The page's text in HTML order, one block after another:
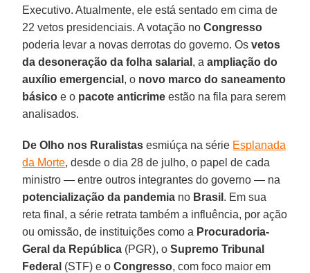
Executivo. Atualmente, ele está sentado em cima de
22 vetos presidenciais. A votação noCongresso
poderia levar a novas derrotas do governo. Osvetos
da desoneração da folha salarial , aampliação do
auxílio emergencial , o novo marco do saneamento
básico e o pacote anticrime estão na fila para serem
analisados.
De Olho nos Ruralistas esmiúça na série Esplanada
da Morte, desde o dia 28 de julho, o papel de cada
ministro — entre outros integrantes do governo — na
potencialização da pandemia no Brasil . Em sua
reta final, a série retrata também a influência, por ação
ou omissão, de instituições como a Procuradoria-
Geral da República (PGR), oSupremo Tribunal
Federal (STF) e oCongresso, com foco maior em